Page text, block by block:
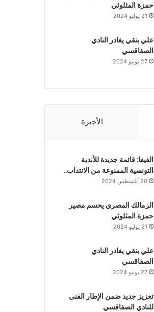
حمزة المثلوثي
21 يوليو 2024
علي بنقي يغادر النادي
الصفاقسي
27 يونيو 2024
الأخيرة
الفيفا: قائمة جديدة للأندية
التونسية الممنوعة من الانتداب..
20 أغسطس 2024
الزمالك المصري يحسم مصير
حمزة المثلوثي
21 يوليو 2024
علي بنقي يغادر النادي
الصفاقسي
27 يونيو 2024
تعزيز جديد ضمن الإطار الفني
للنادي الصفاقسي